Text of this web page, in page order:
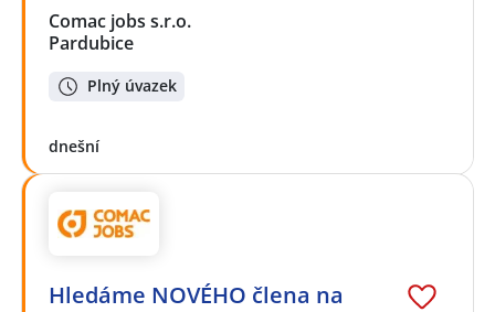
Comac jobs s.r.o.
Pardubice
Plný úvazek
dnešní
Hledáme NOVÉHO člena na